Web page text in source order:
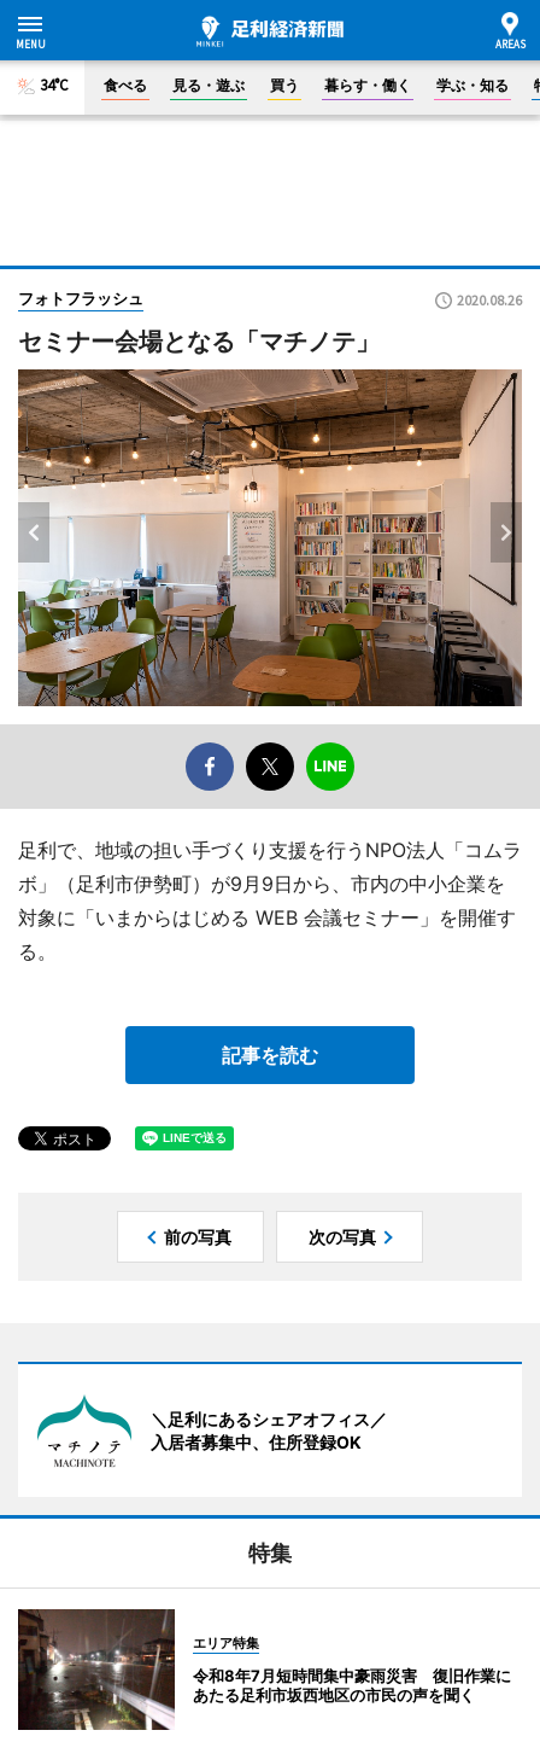
34°C 食べる 見る・遊ぶ 買う 暮らす・働く 学ぶ・知る
フォトフラッシュ 2020.08.26
セミナー会場となる「マチノテ」
足利で、地域の担い手づくり支援を行うNPO法人「コムラ
ボ」（足利市伊勢町）が9月9日から、市内の中小企業を
対象に「いまからはじめる WEB 会議セミナー」を開催す
る。
記事を読む
前の写真 次の写真
＼足利にあるシェアオフィス／
入居者募集中、住所登録OK
特集
エリア特集
令和8年7月短時間集中豪雨災害 復旧作業に
あたる足利市坂西地区の市民の声を聞く